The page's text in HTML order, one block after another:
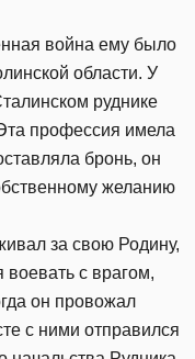
война ему было
области. У
руднике
профессия имела
бронь, он
желанию
за свою Родину,
воевать с врагом,
он провожал
с ними отправился